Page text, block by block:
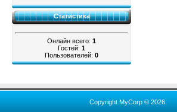
Статистика
Онлайн всего: 1
Гостей: 1
Пользователей: 0
Copyright MyCorp © 2026